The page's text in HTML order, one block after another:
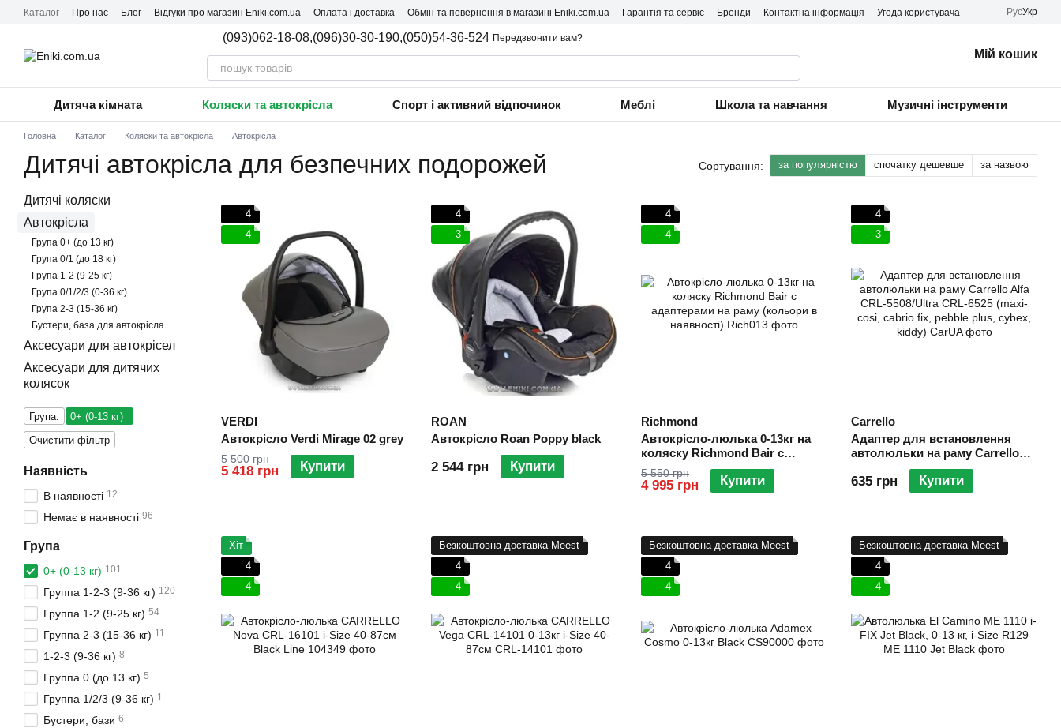
Перейти до основного контенту
Каталог Про нас Блог Відгуки про магазин Eniki.com.ua Оплата і доставка Обмін та повернення в магазині Eniki.com.ua Гарантія та сервіс Бренди Контактна інформація Угода користувача РусУкр
(093)062-18-08,(096)30-30-190,(050)54-36-524 Передзвонити вам?
Мій кошик
Дитяча кімната Коляски та автокрісла Спорт і активний відпочинок Меблі Школа та навчання Музичні інструменти
Головна Каталог Коляски та автокрісла Автокрісла
Дитячі автокрісла для безпечних подорожей Сортування: за популярністю спочатку дешевше за назвою
4
4
VERDI
Автокрісло Verdi Mirage 02 grey
5 500 грн
5 418 грн Купити
4
3
ROAN
Автокрісло Roan Poppy black
2 544 грн Купити
4
4
Richmond
Автокрісло-люлька 0-13кг на
коляску Richmond Bair c
адаптерами на раму (кольори в
наявності)
5 550 грн
4 995 грн Купити
4
3
Carrello
Адаптер для встановлення
автолюльки на раму Carrello
Alfa CRL-5508/Ultra CRL-6525
(maxi-cosi, cabrio fix, pebble
plus, cybex, kiddy)
635 грн Купити
Хіт
4
4
Безкоштовна доставка Meest
4
4
Безкоштовна доставка Meest
4
4
Безкоштовна доставка Meest
4
4
Дитячі коляски
Автокрісла
Група 0+ (до 13 кг)
Група 0/1 (до 18 кг)
Група 1-2 (9-25 кг)
Група 0/1/2/3 (0-36 кг)
Група 2-3 (15-36 кг)
Бустери, база для автокрісла
Аксесуари для автокрісел
Аксесуари для дитячих
колясок
Група:
0+ (0-13 кг)
Очистити фільтр
Наявність
В наявності 12
Немає в наявності 96
Група
0+ (0-13 кг) 101
Группа 1-2-3 (9-36 кг) 120
Группа 1-2 (9-25 кг) 54
Группа 2-3 (15-36 кг) 11
1-2-3 (9-36 кг) 8
Группа 0 (до 13 кг) 5
Группа 1/2/3 (9-36 кг) 1
Бустери, бази 6